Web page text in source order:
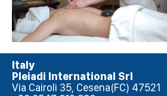
Italy
Pleiadi International Srl
Via Cairoli 35, Cesena(FC) 47521